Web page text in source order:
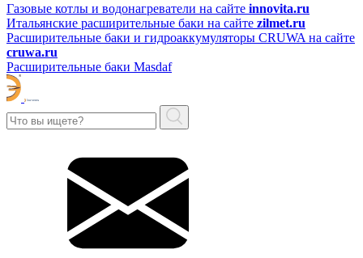
Газовые котлы и водонагреватели на сайте innovita.ru
Итальянские расширительные баки на сайте zilmet.ru
Расширительные баки и гидроаккумуляторы CRUWA на сайте
cruwa.ru
Расширительные баки Masdaf